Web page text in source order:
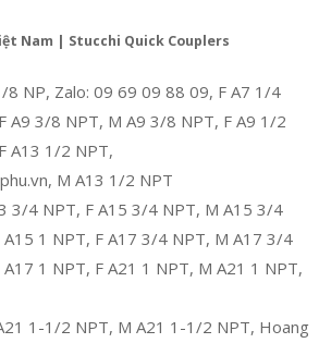
Nam | Stucchi Quick Couplers
8 NP, Zalo: 09 69 09 88 09, F A7 1/4
A9 3/8 NPT, M A9 3/8 NPT, F A9 1/2
A13 1/2 NPT,
M A13 1/2 NPT
3/4 NPT, F A15 3/4 NPT, M A15 3/4
1 NPT, F A17 3/4 NPT, M A17 3/4
1 NPT, F A21 1 NPT, M A21 1 NPT,
1-1/2 NPT, M A21 1-1/2 NPT, Hoang